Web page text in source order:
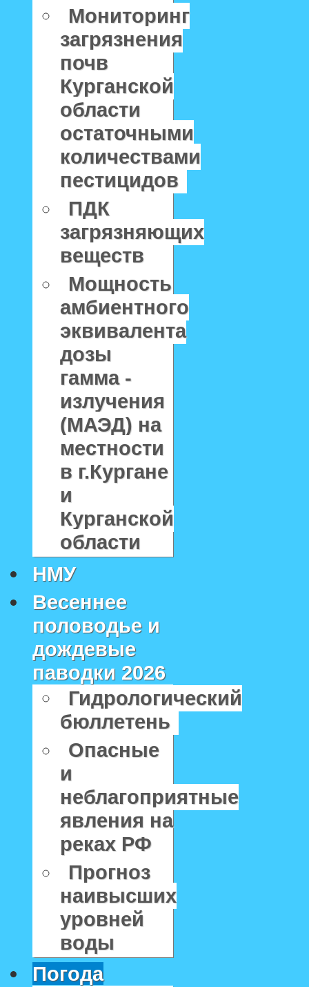
Мониторинг
загрязнения
почв
Курганской
области
остаточными
количествами
пестицидов
ПДК
загрязняющих
веществ
Мощность
амбиентного
эквивалента
дозы
гамма -
излучения
(МАЭД) на
местности
в г.Кургане
и
Курганской
области
НМУ
Весеннее
половодье и
дождевые
паводки 2026
Гидрологический
бюллетень
Опасные
и
неблагоприятные
явления на
реках РФ
Прогноз
наивысших
уровней
воды
Погода